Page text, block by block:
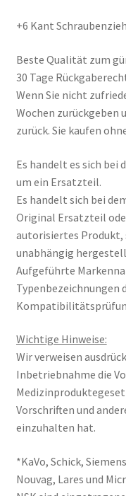
+6 Kant
Beste Qualität zum
30 Tage
Wenn Sie nicht
Wochen zurückgeben
zurück. Sie kaufen
Es handelt es sich bei
um ein Ersatzteil.
Es handelt sich bei
Original Ersatzteil
autorisiertes Produkt,
unabhängig
Aufgeführte
Typenbezeichnungen
Wichtige Hinweise:
Wir verweisen
Inbetriebnahme die
Vorschriften und
einzuhalten hat.
*KaVo, Schick,
Nouvag, Lares und